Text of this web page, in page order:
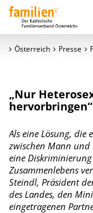
Österreich Presse
„Nur
hervorbringen“
Als eine Lösung, die
zwischen Mann und
eine
Zusammenlebens
Steindl, Präsident
des Landes, den
eingetragenen